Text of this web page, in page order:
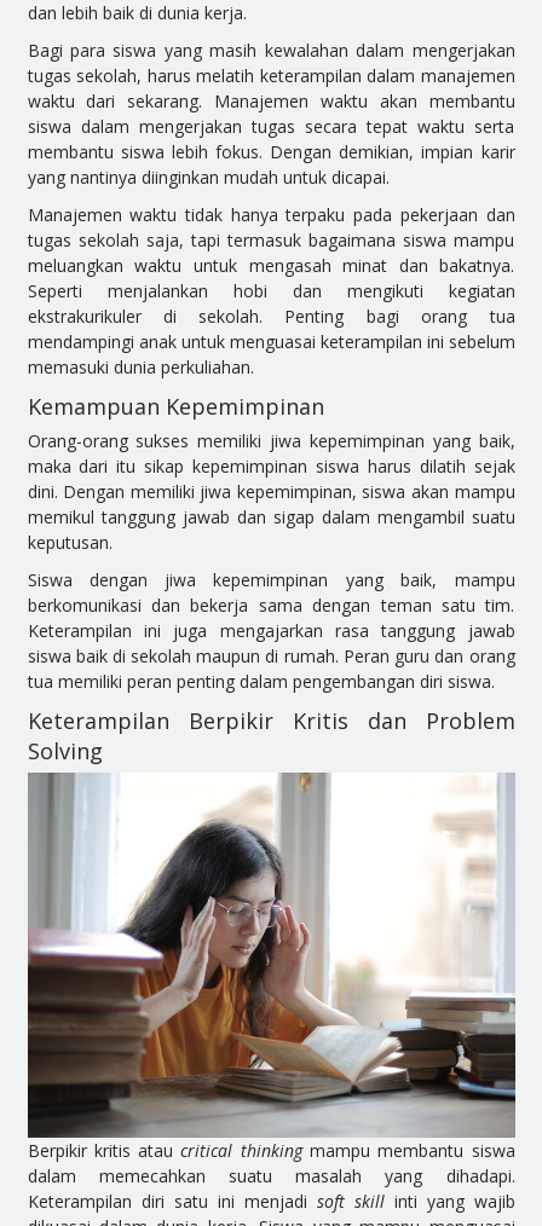
dan lebih baik di dunia kerja.
Bagi para siswa yang masih kewalahan dalam mengerjakan
tugas sekolah, harus melatih keterampilan dalam manajemen
waktu dari sekarang. Manajemen waktu akan membantu
siswa dalam mengerjakan tugas secara tepat waktu serta
membantu siswa lebih fokus. Dengan demikian, impian karir
yang nantinya diinginkan mudah untuk dicapai.
Manajemen waktu tidak hanya terpaku pada pekerjaan dan
tugas sekolah saja, tapi termasuk bagaimana siswa mampu
meluangkan waktu untuk mengasah minat dan bakatnya.
Seperti menjalankan hobi dan mengikuti kegiatan
ekstrakurikuler di sekolah. Penting bagi orang tua
mendampingi anak untuk menguasai keterampilan ini sebelum
memasuki dunia perkuliahan.
Kemampuan Kepemimpinan
Orang-orang sukses memiliki jiwa kepemimpinan yang baik,
maka dari itu sikap kepemimpinan siswa harus dilatih sejak
dini. Dengan memiliki jiwa kepemimpinan, siswa akan mampu
memikul tanggung jawab dan sigap dalam mengambil suatu
keputusan.
Siswa dengan jiwa kepemimpinan yang baik, mampu
berkomunikasi dan bekerja sama dengan teman satu tim.
Keterampilan ini juga mengajarkan rasa tanggung jawab
siswa baik di sekolah maupun di rumah. Peran guru dan orang
tua memiliki peran penting dalam pengembangan diri siswa.
Keterampilan Berpikir Kritis dan Problem
Solving
Berpikir kritis ataucritical thinkingmampu membantu siswa
dalam memecahkan suatu masalah yang dihadapi.
Keterampilan diri satu ini menjadi soft skillinti yang wajib